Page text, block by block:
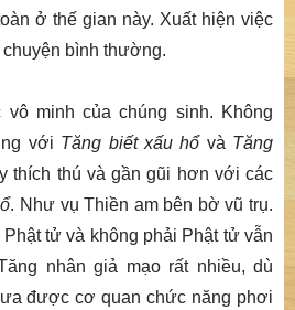
ở thế gian này. Xuất hiện việc
bình thường.
minh của chúng sinh. Không
với Tăng biết xấu hổvà Tăng
thích thú và gần gũi hơn với các
. Như vụ Thiền am bên bờ vũ trụ.
tử và không phải Phật tử vẫn
nhân giả mạo rất nhiều, dù
được cơ quan chức năng phơi